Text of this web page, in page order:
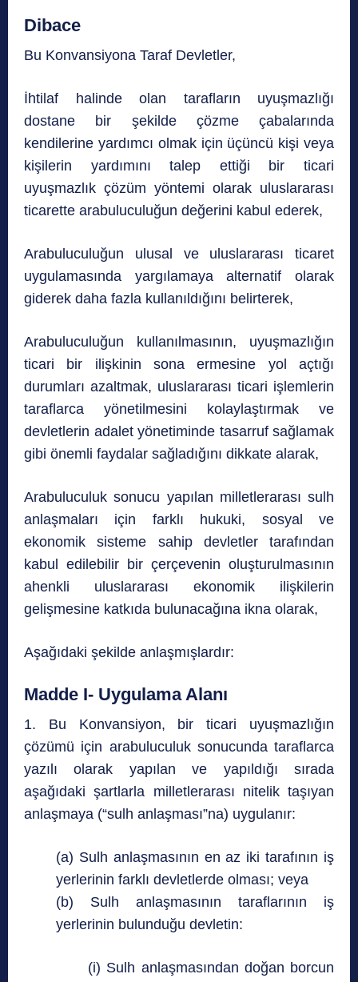
Dibace
Bu Konvansiyona Taraf Devletler,
İhtilaf halinde olan tarafların uyuşmazlığı
dostane bir şekilde çözme çabalarında
kendilerine yardımcı olmak için üçüncü kişi veya
kişilerin yardımını talep ettiği bir ticari
uyuşmazlık çözüm yöntemi olarak uluslararası
ticarette arabuluculuğun değerini kabul ederek,
Arabuluculuğun ulusal ve uluslararası ticaret
uygulamasında yargılamaya alternatif olarak
giderek daha fazla kullanıldığını belirterek,
Arabuluculuğun kullanılmasının, uyuşmazlığın
ticari bir ilişkinin sona ermesine yol açtığı
durumları azaltmak, uluslararası ticari işlemlerin
taraflarca yönetilmesini kolaylaştırmak ve
devletlerin adalet yönetiminde tasarruf sağlamak
gibi önemli faydalar sağladığını dikkate alarak,
Arabuluculuk sonucu yapılan milletlerarası sulh
anlaşmaları için farklı hukuki, sosyal ve
ekonomik sisteme sahip devletler tarafından
kabul edilebilir bir çerçevenin oluşturulmasının
ahenkli uluslararası ekonomik ilişkilerin
gelişmesine katkıda bulunacağına ikna olarak,
Aşağıdaki şekilde anlaşmışlardır:
Madde I- Uygulama Alanı
1. Bu Konvansiyon, bir ticari uyuşmazlığın
çözümü için arabuluculuk sonucunda taraflarca
yazılı olarak yapılan ve yapıldığı sırada
aşağıdaki şartlarla milletlerarası nitelik taşıyan
anlaşmaya (“sulh anlaşması”na) uygulanır:
(a) Sulh anlaşmasının en az iki tarafının iş
yerlerinin farklı devletlerde olması; veya
(b) Sulh anlaşmasının taraflarının iş
yerlerinin bulunduğu devletin:
(i) Sulh anlaşmasından doğan borcun